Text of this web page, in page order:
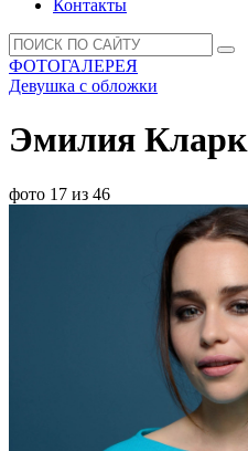
Контакты
ФОТОГАЛЕРЕЯ
Девушка с обложки
Эмилия Кларк
фото 17 из 46